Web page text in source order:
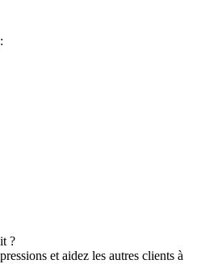
?
et aidez les autres clients à